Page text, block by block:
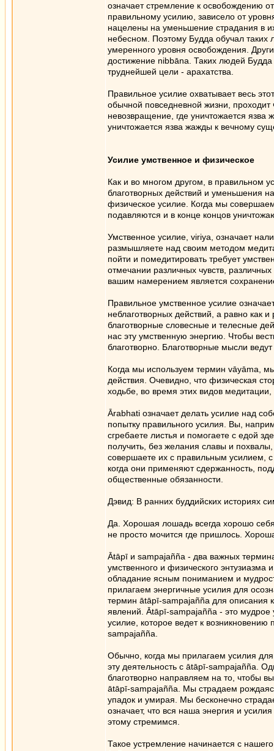
означает стремление к освобождению
правильному усилию, зависело от
нацелены на уменьшение страдания в
небесном. Поэтому Будда обучал таких
умеренного уровня освобождения.
достижение nibbāna. Таких людей
труднейшей цели - арахатства.
Правильное усилие охватывает весь
обычной повседневной жизни, проходит
невозвращение, где уничтожается язва
уничтожается язва жажды к вечному
Усилие умственное и физическое
Как и во многом другом, в правильном
благотворных действий и уменьшения
физическое усилие. Когда мы
подавляются и в конце концов
Умственное усилие, viriya, означает
размышляете над своим методом
пойти и помедитировать требует
отмечании различных чувств,
вашим намерением является
Правильное умственное усилие
неблаготворных действий, а равно как
благотворные словесные и телесные
нас эту умственную энергию. Чтобы
благотворно. Благотворные мысли
Когда мы используем термин vāyāma,
действия. Очевидно, что физическая
ходьбе, во время этих видов
Ārabhati означает делать усилие над
попытку правильного усилия. Вы,
сгребаете листья и помогаете с едой
получить, без желания славы и
совершаете их с правильным усилием,
когда они применяют сдержанность,
общественные обязанности.
Дэвид: В ранних буддийских историях
Да. Хорошая лошадь всегда хорошо
не просто мочится где пришлось.
Ātāpī и sampajañña - два важных
умственного и физического энтузиазма
обладание ясным пониманием и
прилагаем энергичные усилия для
термин ātāpī-sampajañña для описания
явлений. Ātāpī-sampajañña - это
усилие, которое ведет к
sampajañña.
Обычно, когда мы прилагаем усилия
эту деятельность с ātāpī-sampajañña.
благотворно направляем на то, чтобы
ātāpī-sampajañña. Мы страдаем
упадок и умирая. Мы бесконечно
означает, что вся наша энергия и
этому стремимся.
Такое устремление начинается с